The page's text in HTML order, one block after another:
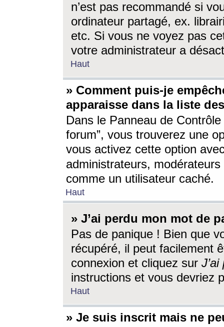
n’est pas recommandé si
ordinateur partagé, ex.
etc. Si vous ne voyez pas
votre administrateur a
Haut
» Comment puis-je
apparaisse dans la liste
Dans le Panneau de
forum”, vous trouverez une
vous activez cette option
administrateurs,
comme un utilisateur caché.
Haut
» J’ai perdu mon mot de
Pas de panique ! Bien que
récupéré, il peut facilement
connexion et cliquez sur
instructions et vous devriez
Haut
» Je suis inscrit mais ne